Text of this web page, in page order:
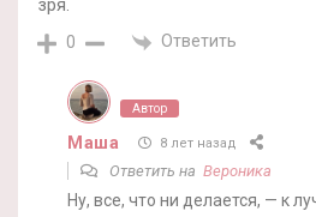
зря.
0 Ответить
Автор
Маша 8 лет назад
Ответить на Вероника
Ну, все, что ни делается, — к